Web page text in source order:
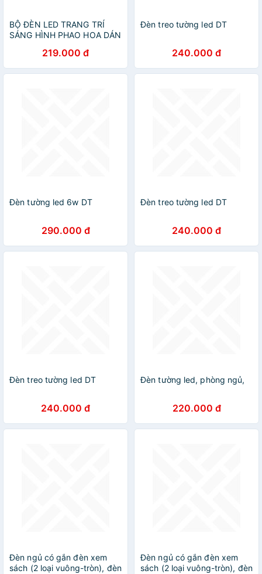
BỘ ĐÈN LED TRANG TRÍ
SÁNG HÌNH PHAO HOA DÁN
SẮC CỰC ĐẸP219.000 đ
Đèn treo tường led DT
240.000 đ
Đèn tường led 6w DT
290.000 đ
Đèn treo tường led DT
240.000 đ
Đèn treo tường led DT
240.000 đ
Đèn tường led, phòng ngủ,
220.000 đ
Đèn ngủ có gắn đèn xem
sách (2 loại vuông-tròn), đèn
Đèn ngủ có gắn đèn xem
sách (2 loại vuông-tròn), đèn